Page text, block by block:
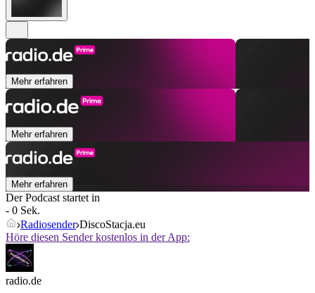
Mehr erfahren
Mehr erfahren
Mehr erfahren
Der Podcast startet in
- 0 Sek.
Radiosender DiscoStacja.eu
Höre diesen Sender kostenlos in der App:
radio.de